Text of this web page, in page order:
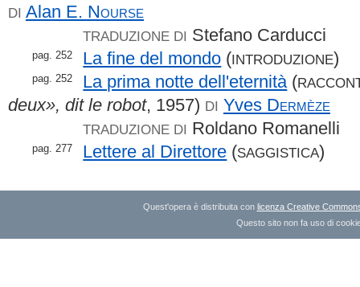
DI Alan E. Nourse
TRADUZIONE DI Stefano Carducci
pag. 252 La fine del mondo (INTRODUZIONE)
pag. 252 La prima notte dell'eternità (
deux», dit le robot, 1957) DI Yves Dermèze
TRADUZIONE DI Roldano Romanelli
pag. 277 Lettere al Direttore (SAGGISTICA)
Quest'opera è distribuita con licenza Creative
Questo sito non fa uso di